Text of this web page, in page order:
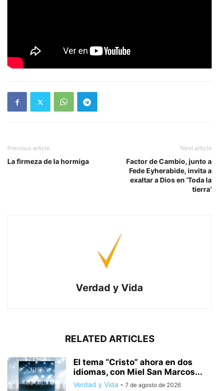
Previous article
La firmeza de la hormiga
Next article
Factor de Cambio, junto a
Fede Eyherabide, invita a
exaltar a Dios en ‘Toda la
tierra’
Verdad y Vida
RELATED ARTICLES
El tema “Cristo” ahora en dos
idiomas, con Miel San Marcos...
Verdad y Vida - 7 de agosto de 2026